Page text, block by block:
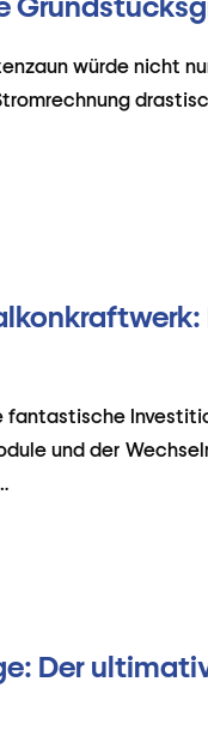
würde nicht
fantastische
und der
Der